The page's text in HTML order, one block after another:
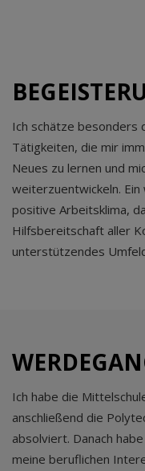
Ich schätze besonders
Tätigkeiten, die mir
Neues zu lernen und
weiterzuentwickeln.
positive Arbeitsklima,
Hilfsbereitschaft aller
unterstützendes
Ich habe die
anschließend die
absolviert. Danach
meine beruflichen